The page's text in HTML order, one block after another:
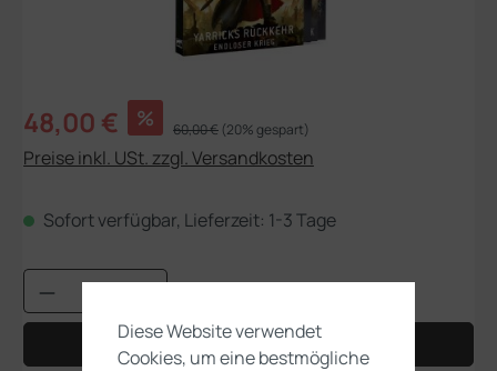
Verkaufspreis:
48,00 € % Regulärer Preis:
60,00 € (20% gespart)
Preise inkl. USt. zzgl. Versandkosten
Sofort verfügbar, Lieferzeit: 1-3 Tage
Produkt Anzahl: Gib den gewünschten
In den Warenkorb
Diese Website verwendet
Cookies, um eine bestmögliche